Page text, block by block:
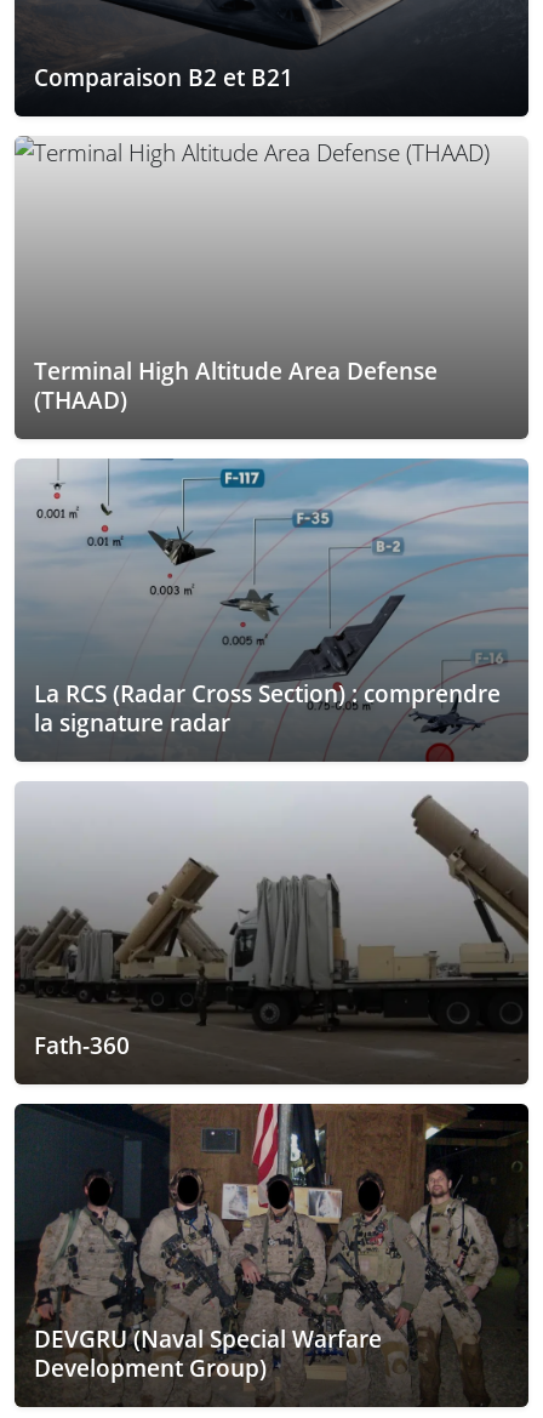
Comparaison B2 et B21
Terminal High Altitude Area Defense
(THAAD)
La RCS (Radar Cross Section) : comprendre
la signature radar
Fath-360
DEVGRU (Naval Special Warfare
Development Group)